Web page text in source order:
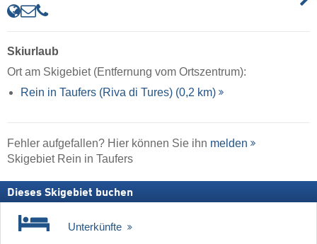
Skiurlaub
Ort am Skigebiet (Entfernung vom Ortszentrum):
Rein in Taufers (Riva di Tures) (0,2 km)
Fehler aufgefallen? Hier können Sie ihn melden
Skigebiet Rein in Taufers
Dieses Skigebiet buchen
Unterkünfte